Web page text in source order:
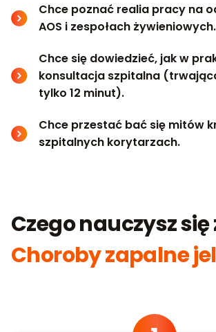
Chce poznać realia pracy na
AOS i zespołach żywieniowych.
Chce się dowiedzieć, jak w
konsultacja szpitalna
tylko 12 minut).
Chce przestać bać się mitów
szpitalnych korytarzach.
Czego nauczysz się
Choroby zapalne